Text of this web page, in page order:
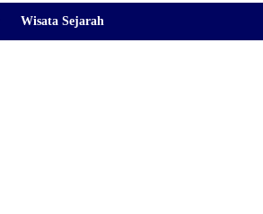
Wisata Sejarah